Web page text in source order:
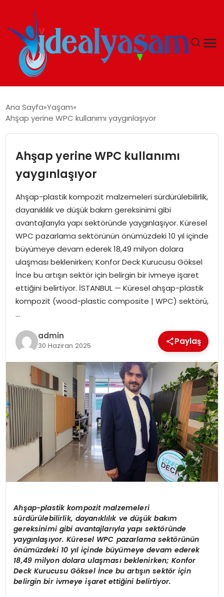
GÜNDEM
EKONOMI
İDEAL YAŞAM
İDEAL SPOR
YAŞAM
MAGAZIN
SAĞLIK
SOSYAL HABER
Ana Sayfa Yaşam
Ahşap yerine WPC kullanımı yaygınlaşıyor
Ahşap yerine WPC kullanımı
yaygınlaşıyor
Ahşap-plastik kompozit malzemeleri sürdürülebilirlik,
dayanıklılık ve düşük bakım gereksinimi gibi
avantajlarıyla yapı sektöründe yaygınlaşıyor. Küresel
WPC pazarlama sektörünün önümüzdeki 10 yıl içinde
büyümeye devam ederek 18,49 milyon dolara
ulaşması beklenirken; Konfor Deck Kurucusu Göksel
İnce bu artışın sektör için belirgin bir ivmeye işaret
ettiğini belirtiyor. İSTANBUL — Küresel ahşap-plastik
kompozit (wood-plastic composite | WPC) sektörü,
…
admin
30 Haziran 2025 Paylaş
Ahşap-plastik kompozit malzemeleri
sürdürülebilirlik, dayanıklılık ve düşük bakım
gereksinimi gibi avantajlarıyla yapı sektöründe
yaygınlaşıyor. Küresel WPC pazarlama sektörünün
önümüzdeki 10yıl içinde büyümeye devam ederek
18,49 milyon dolara ulaşması beklenirken; Konfor
DeckKurucusu Göksel İnce bu artışın sektör için
belirgin bir ivmeye işaret ettiğini belirtiyor.